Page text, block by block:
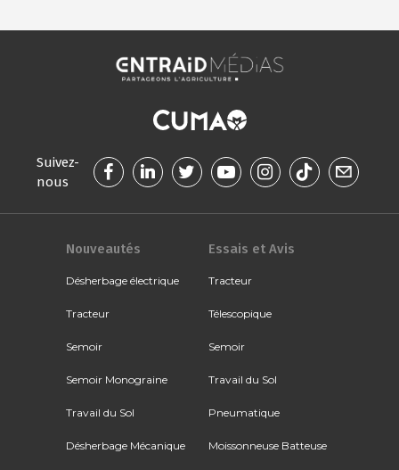
Suivez-
nous
Nouveautés
Désherbage électrique
Tracteur
Semoir
Semoir Monograine
Travail du Sol
Désherbage Mécanique
Essais et Avis
Tracteur
Télescopique
Semoir
Travail du Sol
Pneumatique
Moissonneuse Batteuse